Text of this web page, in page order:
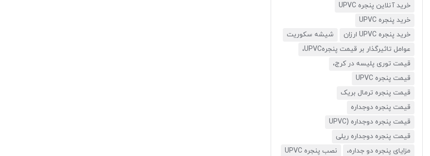
خرید آنلاین پنجره UPVC
خرید پنجره UPVC
خرید پنجره UPVC ارزان
شیشه سکوریت
عوامل تاثیرگذار بر قیمت پنجرهUPVC،
قیمت توری پلیسه در کرج،
قیمت پنجره UPVC
قیمت پنجره ترمال بریک
قیمت پنجره دوجداره
قیمت پنجره دوجداره (UPVC
قیمت پنجره دوجداره ریلی
مزایای پنجره دو جداره،
نصب پنجره UPVC